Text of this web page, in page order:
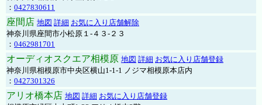
： 0427830611
座間店 地図 詳細 お気に入り店舗解除
神奈川県座間市小松原１-４３-２３
： 0462981701
オーディオスクエア相模原 地図 詳細 お気に入り店舗登録
神奈川県相模原市中央区横山1-1-1 ノジマ相模原本店内
： 0427301326
アリオ橋本店 地図 詳細 お気に入り店舗登録